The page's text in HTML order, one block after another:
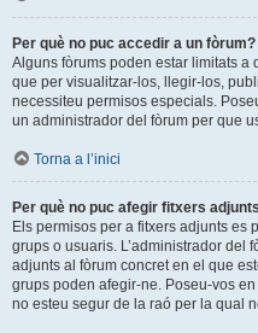
Per què no puc accedir a un fòrum?
Alguns fòrums poden estar limitats a
que per visualitzar-los, llegir-los,
necessiteu permisos especials.
un administrador del fòrum per que
Torna a l’inici
Per què no puc afegir fitxers
Els permisos per a fitxers adjunts es
grups o usuaris. L’administrador del
adjunts al fòrum concret en el que
grups poden afegir-ne. Poseu-vos
no esteu segur de la raó per la qual